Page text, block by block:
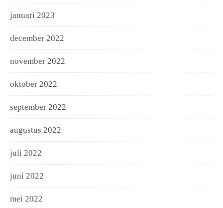
januari 2023
december 2022
november 2022
oktober 2022
september 2022
augustus 2022
juli 2022
juni 2022
mei 2022